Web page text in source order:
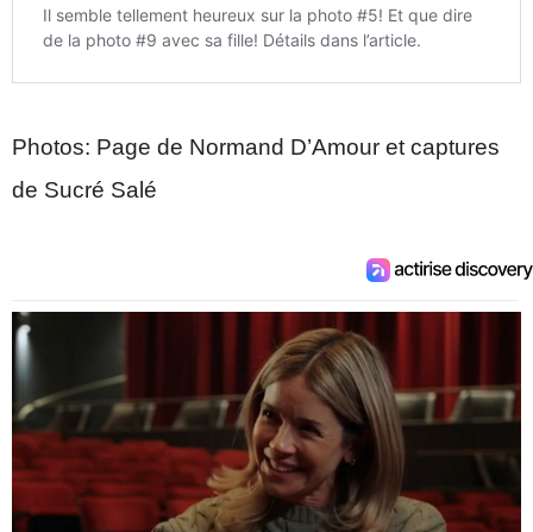
Photos: Page de Normand D’Amour et captures
de Sucré Salé